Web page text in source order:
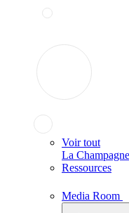
Voir tout
La
Ressources
Media Room